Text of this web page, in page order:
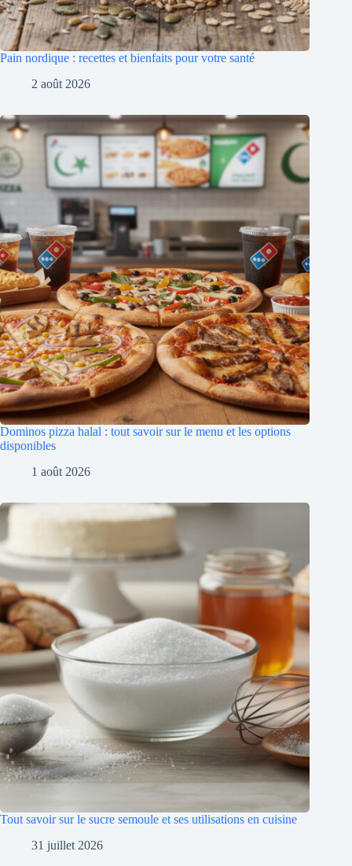
Pain nordique : recettes et bienfaits pour votre santé
2 août 2026
Dominos pizza halal : tout savoir sur le menu et les options
disponibles
1 août 2026
Tout savoir sur le sucre semoule et ses utilisations en cuisine
31 juillet 2026